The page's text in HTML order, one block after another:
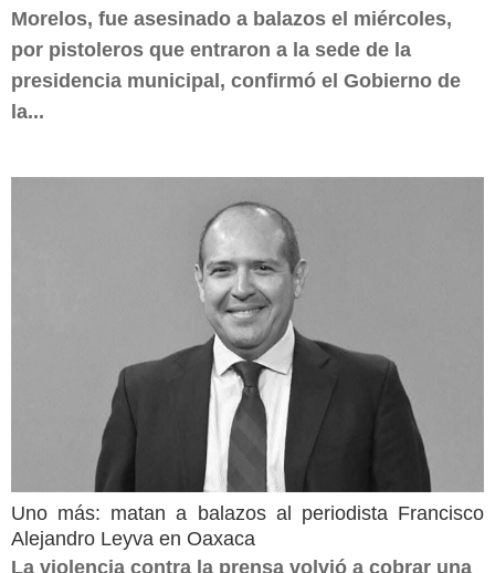
Morelos, fue asesinado a balazos el miércoles,
por pistoleros que entraron a la sede de la
presidencia municipal, confirmó el Gobierno de
la...
Uno más: matan a balazos al periodista Francisco
Alejandro Leyva en Oaxaca
La violencia contra la prensa volvió a cobrar una